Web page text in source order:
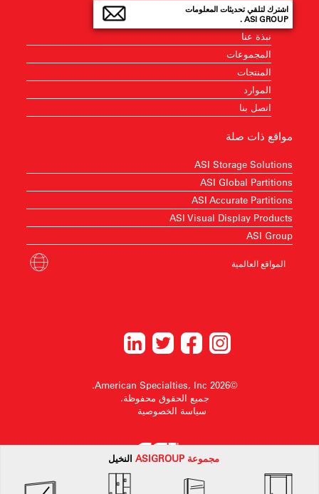
مجموعة GROUP النخيل
اشترك لتلقي تحديثات المعلومات
ASI GROUP .
نبذة عنا
المجموعات
المنتجات
الموارد
اتصل بنا
مواقع ذات صلة
ASI Storage Solutions
ASI Global Partitions
ASI Accurate Partitions
ASI Visual Display Products
ASI Group
المواقع العالمية
©2026 American Specialties, Inc.
جميع الحقوق محفوظة.
سياسة الخصوصية